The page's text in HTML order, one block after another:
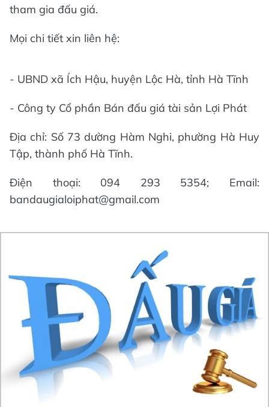
tham gia đấu giá.
Mọi chi tiết xin liên hệ:
- UBND xã Ích Hậu, huyện Lộc Hà, tỉnh Hà Tĩnh
- Công ty Cổ phần Bán đấu giá tài sản Lợi Phát
Địa chỉ: Số 73 dường Hàm Nghi, phường Hà Huy
Tập, thành phố Hà Tĩnh.
Điện thoại: 094 293 5354; Email:
bandaugialoiphat@gmail.com